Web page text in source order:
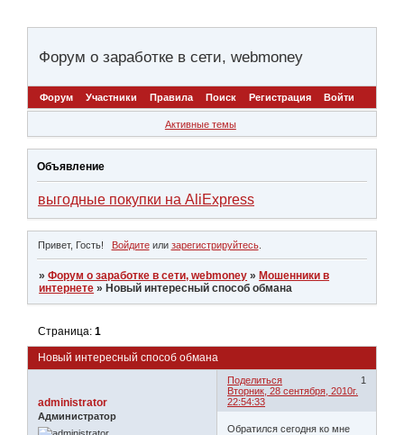
Форум о заработке в сети, webmoney
Форум Участники Правила Поиск Регистрация Войти
Активные темы
Объявление
выгодные покупки на AliExpress
Привет, Гость! Войдитеили зарегистрируйтесь.
»Форум о заработке в сети, webmoney » Мошенники в
интернете » Новый интересный способ обмана
Новый интересный способ обмана
Страница:1
Поделиться
1
Вторник, 28 сентября, 2010г.
22:54:33
administrator
Администратор
Обратился сегодня ко мне